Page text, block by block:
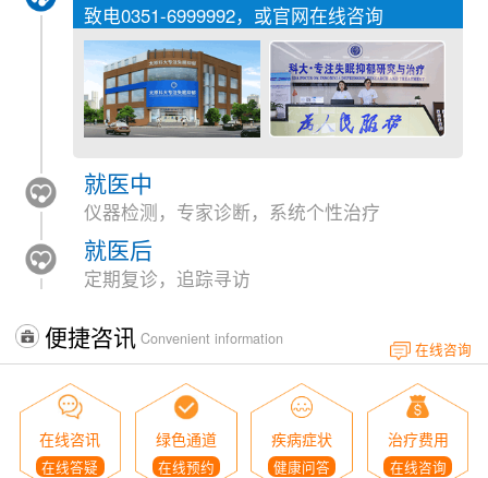
致电0351-6999992，或官网在线咨询
就医中
仪器检测，专家诊断，系统个性治疗
就医后
定期复诊，追踪寻访
便捷咨讯 Convenient information
在线咨询
在线咨讯
在线答疑
绿色通道
在线预约
疾病症状
健康问答
治疗费用
在线咨询